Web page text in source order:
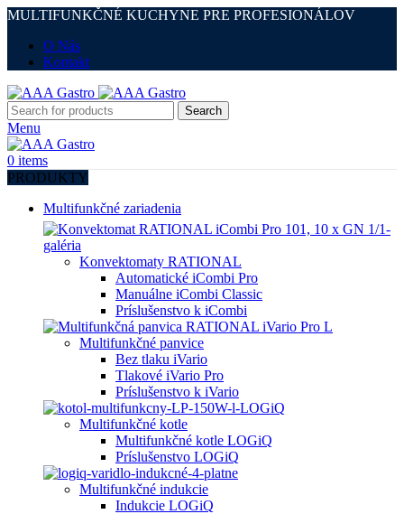
MULTIFUNKČNÉ KUCHYNE PRE PROFESIONÁLOV
O Nás
Kontakt
Search
Menu
0 items
PRODUKTY
Multifunkčné zariadenia
Konvektomaty RATIONAL
Automatické iCombi Pro
Manuálne iCombi Classic
Príslušenstvo k iCombi
Multifunkčné panvice
Bez tlaku iVario
Tlakové iVario Pro
Príslušenstvo k iVario
Multifunkčné kotle
Multifunkčné kotle LOGiQ
Príslušenstvo LOGiQ
Multifunkčné indukcie
Indukcie LOGiQ